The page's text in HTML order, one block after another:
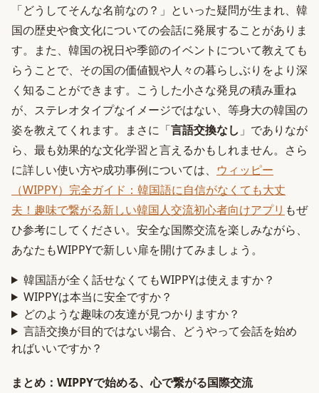
「どうしてそんな名前なの？」といった疑問が生まれ、韓
国の歴史や食文化についての会話に発展することがありま
す。また、韓国の祝日や季節のイベントについて教えても
らうことで、その国の価値観や人々の暮らしぶりをより深
く知ることができます。こうした小さな発見の積み重ね
が、ステレオタイプなイメージではない、等身大の韓国の
姿を教えてくれます。まさに「言語交換なし 」でありなが
ら、最も効果的な文化学習と言えるかもしれません。さら
に詳しい使い方や成功事例については、 ウィッピー
（WIPPY）完全ガイド：韓国語に自信がなくても大丈
夫！趣味で繋がる新しい韓国人交流初心者向けアプリ もぜ
ひ参考にしてください。安全な国際交流を楽しみながら、
あなたもWIPPYで新しい扉を開けてみましょう。
韓国語が全く話せなくてもWIPPYは使えますか？
WIPPYは本当に安全ですか？
どのような趣味の友達が見つかりますか？
言語交換が目的ではない場合、どうやって会話を始め
ればいいですか？
まとめ：WIPPYで始める、心で繋がる国際交流